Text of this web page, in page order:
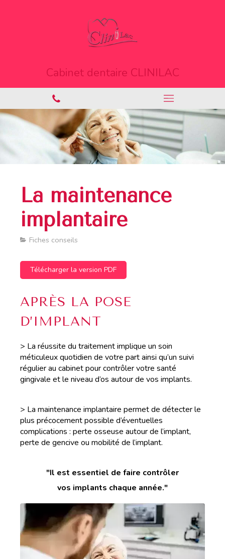
Cabinet dentaire CLINILAC
La maintenance
implantaire
Fiches conseils
Télécharger la version PDF
APRÈS LA POSE
D’IMPLANT
> La réussite du traitement implique un soin
méticuleux quotidien de votre part ainsi qu’un suivi
régulier au cabinet pour contrôler votre santé
gingivale et le niveau d’os autour de vos implants.
> La maintenance implantaire permet de détecter le
plus précocement possible d’éventuelles
complications : perte osseuse autour de l’implant,
perte de gencive ou mobilité de l’implant.
"Il est essentiel de faire contrôler
vos implants chaque année."